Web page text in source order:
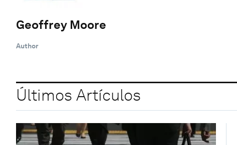
Geoffrey Moore
Author
Últimos Artículos